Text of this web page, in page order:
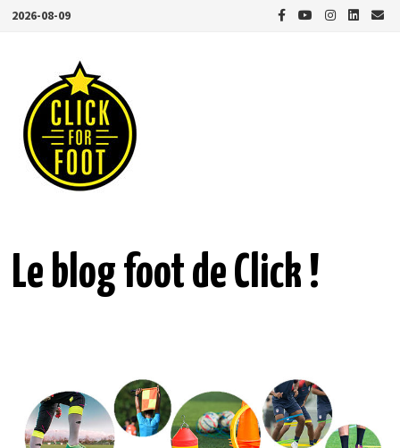
Passer
2026-08-09
Le blog foot de Click !